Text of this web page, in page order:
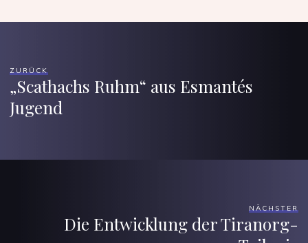
ZURÜCK
„Scathachs Ruhm“ aus Esmantés
Jugend
NÄCHSTER
Die Entwicklung der Tiranorg-